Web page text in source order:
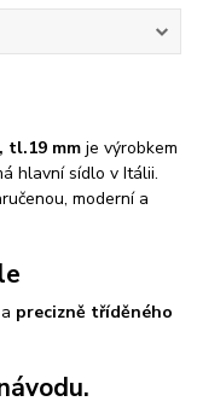
tl.19 mmje výrobkem
hlavní sídlo v Itálii.
moderní a
precizně tříděného